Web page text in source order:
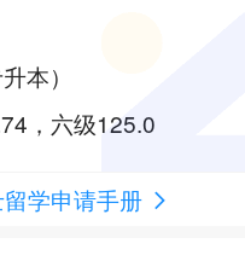
本）
，六级125.0
学申请手册